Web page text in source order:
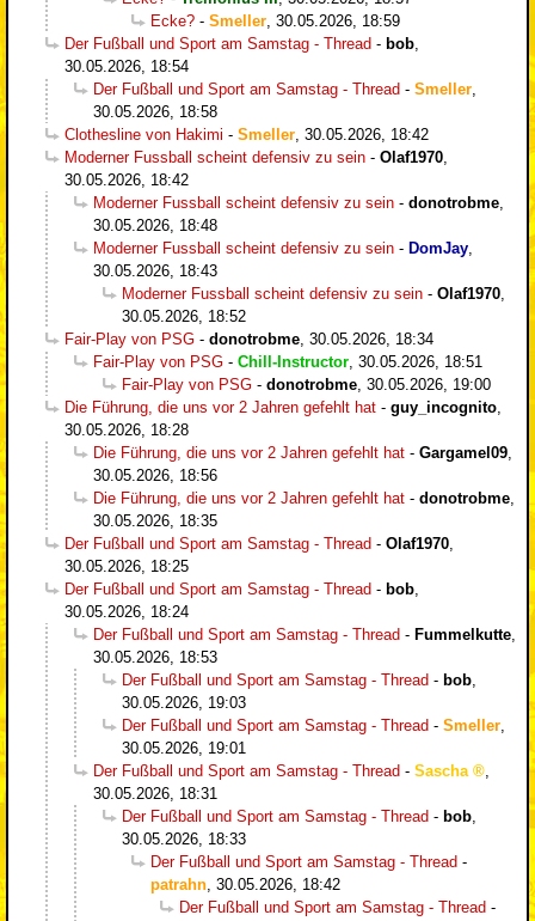
Ecke? - Smeller 30.05.2026, 18:59
Der Fußball und Sport am Samstag - Thread - bob
30.05.2026, 18:54
Der Fußball und Sport am Samstag - Thread - Smeller
30.05.2026, 18:58
Clothesline von Hakimi - Smeller 30.05.2026, 18:42
Moderner Fussball scheint defensiv zu sein - Olaf1970
30.05.2026, 18:42
Moderner Fussball scheint defensiv zu sein - donotrobme
30.05.2026, 18:48
Moderner Fussball scheint defensiv zu sein - DomJay
30.05.2026, 18:43
Moderner Fussball scheint defensiv zu sein - Olaf1970
30.05.2026, 18:52
Fair-Play von PSG - donotrobme 30.05.2026, 18:34
Fair-Play von PSG - Chill-Instructor 30.05.2026, 18:51
Fair-Play von PSG - donotrobme 30.05.2026, 19:00
Die Führung, die uns vor 2 Jahren gefehlt hat - guy_incognito
30.05.2026, 18:28
Die Führung, die uns vor 2 Jahren gefehlt hat - Gargamel09
30.05.2026, 18:56
Die Führung, die uns vor 2 Jahren gefehlt hat - donotrobme
30.05.2026, 18:35
Der Fußball und Sport am Samstag - Thread - Olaf1970
30.05.2026, 18:25
Der Fußball und Sport am Samstag - Thread - bob
30.05.2026, 18:24
Der Fußball und Sport am Samstag - Thread - Fummelkutte
30.05.2026, 18:53
Der Fußball und Sport am Samstag - Thread - bob
30.05.2026, 19:03
Der Fußball und Sport am Samstag - Thread - Smeller
30.05.2026, 19:01
Der Fußball und Sport am Samstag - Thread - Sascha
30.05.2026, 18:31
Der Fußball und Sport am Samstag - Thread - bob
30.05.2026, 18:33
Der Fußball und Sport am Samstag - Thread -
patrahn 30.05.2026, 18:42
Der Fußball und Sport am Samstag - Thread -